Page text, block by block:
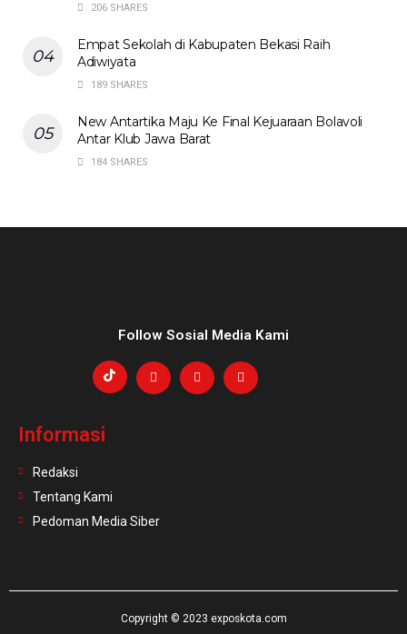
206 SHARES
Empat Sekolah di Kabupaten Bekasi Raih
Adiwiyata
189 SHARES
New Antartika Maju Ke Final Kejuaraan Bolavoli
Antar Klub Jawa Barat
184 SHARES
Follow Sosial Media Kami
Informasi
Redaksi
Tentang Kami
Pedoman Media Siber
Copyright © 2023 exposkota.com